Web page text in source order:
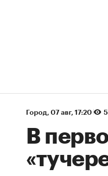
Город⁠, 07 авг, 17:20
В